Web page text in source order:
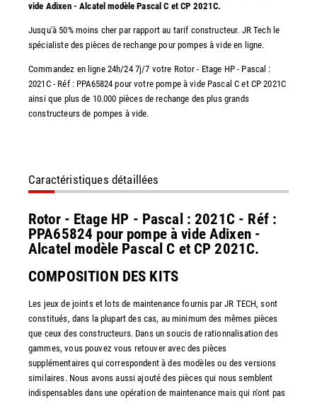
vide Adixen - Alcatel modèle Pascal C et CP 2021C.
Jusqu'à 50% moins cher par rapport au tarif constructeur. JR Tech le
spécialiste des pièces de rechange pour pompes à vide en ligne.
Commandez en ligne 24h/24 7j/7 votre Rotor - Etage HP - Pascal :
2021C - Réf : PPA65824 pour votre pompe à vide Pascal C et CP 2021C
ainsi que plus de 10.000 pièces de rechange des plus grands
constructeurs de pompes à vide.
Caractéristiques détaillées
Rotor - Etage HP - Pascal : 2021C - Réf :
PPA65824 pour pompe à vide Adixen -
Alcatel modèle Pascal C et CP 2021C.
COMPOSITION DES KITS
Les jeux de joints et lots de maintenance fournis par JR TECH, sont
constitués, dans la plupart des cas, au minimum des mêmes pièces
que ceux des constructeurs. Dans un soucis de rationnalisation des
gammes, vous pouvez vous retouver avec des pièces
supplémentaires qui correspondent à des modèles ou des versions
similaires. Nous avons aussi ajouté des pièces qui nous semblent
indispensables dans une opération de maintenance mais qui n'ont pas